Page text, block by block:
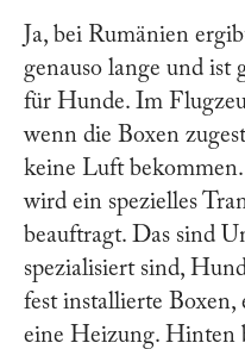
Ja, bei Rumänien
genauso lange und ist
für Hunde. Im
wenn die Boxen
keine Luft
wird ein spezielles
beauftragt. Das sind
spezialisiert sind,
fest installierte Boxen,
eine Heizung. Hinten